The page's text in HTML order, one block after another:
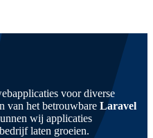
voor diverse
van het betrouwbare Laravel
wij applicaties
laten groeien.